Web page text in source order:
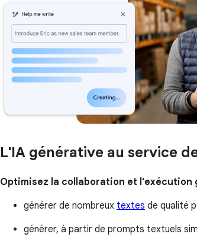
L'IA générative au service
Optimisez la collaboration et l'exécution
générer de nombreux textes de qualité
générer, à partir de prompts textuels